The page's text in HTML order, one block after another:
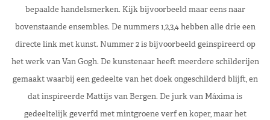
bepaalde handelsmerken. Kijk bijvoorbeeld maar eens naar
bovenstaande ensembles. De nummers 1,2,3,4 hebben alle drie een
directe link met kunst. Nummer 2 is bijvoorbeeld geinspireerd op
het werk van Van Gogh. De kunstenaar heeft meerdere schilderijen
gemaakt waarbij een gedeelte van het doek ongeschilderd blijft, en
dat inspireerde Mattijs van Bergen. De jurk van Máxima is
gedeeltelijk geverfd met mintgroene verf en koper, maar het